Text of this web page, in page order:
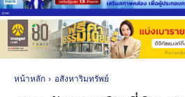
หน้าหลัก อสังหาริมทรัพย์